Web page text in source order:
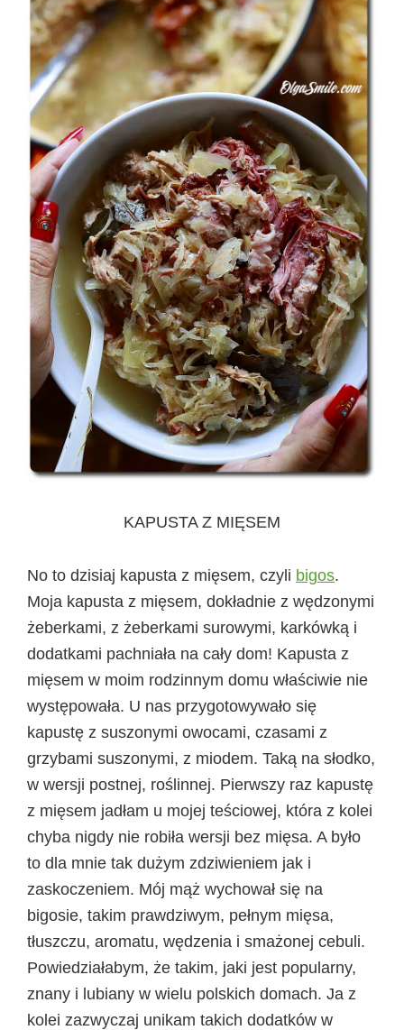
KAPUSTA Z MIĘSEM
No to dzisiaj kapusta z mięsem, czyli bigos.
Moja kapusta z mięsem, dokładnie z wędzonymi
żeberkami, z żeberkami surowymi, karkówką i
dodatkami pachniała na cały dom! Kapusta z
mięsem w moim rodzinnym domu właściwie nie
występowała. U nas przygotowywało się
kapustę z suszonymi owocami, czasami z
grzybami suszonymi, z miodem. Taką na słodko,
w wersji postnej, roślinnej. Pierwszy raz kapustę
z mięsem jadłam u mojej teściowej, która z kolei
chyba nigdy nie robiła wersji bez mięsa. A było
to dla mnie tak dużym zdziwieniem jak i
zaskoczeniem. Mój mąż wychował się na
bigosie, takim prawdziwym, pełnym mięsa,
tłuszczu, aromatu, wędzenia i smażonej cebuli.
Powiedziałabym, że takim, jaki jest popularny,
znany i lubiany w wielu polskich domach. Ja z
kolei zazwyczaj unikam takich dodatków w